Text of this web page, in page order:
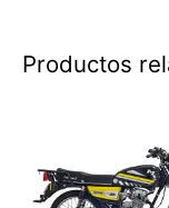
Productos